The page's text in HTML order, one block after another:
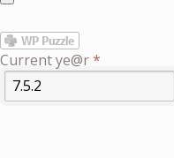
Current ye@r*